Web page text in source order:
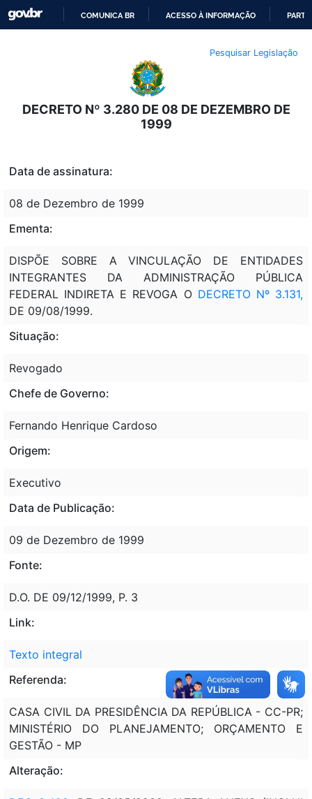
O
CONTEÚDO
COMUNICA BR ACESSO À INFORMAÇÃO
Pesquisar Legislação
DECRETO Nº 3.280 DE 08 DE DEZEMBRO DE
1999
Data de assinatura:
08 de Dezembro de 1999
Ementa:
DISPÕE SOBRE A VINCULAÇÃO DE ENTIDADES
INTEGRANTES DA ADMINISTRAÇÃO PÚBLICA
FEDERAL INDIRETA E REVOGA O DECRETO Nº 3.131,
DE 09/08/1999.
Situação:
Revogado
Chefe de Governo:
Fernando Henrique Cardoso
Origem:
Executivo
Data de Publicação:
09 de Dezembro de 1999
Fonte:
D.O. DE 09/12/1999, P. 3
Link:
Texto integral
Referenda:
CASA CIVIL DA PRESIDÊNCIA DA REPÚBLICA - CC-PR;
MINISTÉRIO DO PLANEJAMENTO; ORÇAMENTO E
GESTÃO - MP
Alteração: